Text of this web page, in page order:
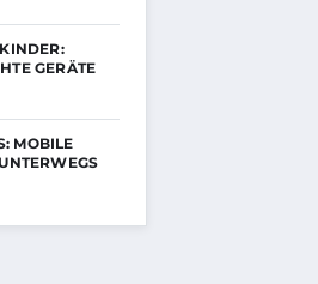
GERÄTE
MOBILE